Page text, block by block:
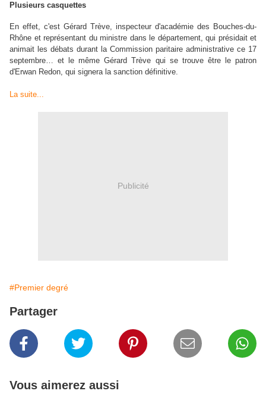
Plusieurs casquettes
En effet, c'est Gérard Trève, inspecteur d'académie des Bouches-du-
Rhône et représentant du ministre dans le département, qui présidait et
animait les débats durant la Commission paritaire administrative ce 17
septembre… et le même Gérard Trève qui se trouve être le patron
d'Erwan Redon, qui signera la sanction définitive.
La suite...
Publicité
#Premier degré
Partager
Vous aimerez aussi